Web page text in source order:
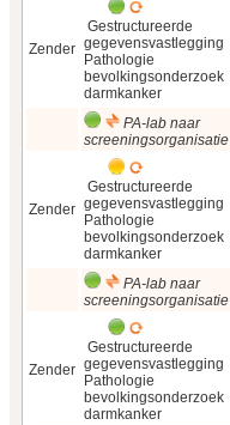
Zender
Gestructureerde
gegevensvastlegging
Pathologie
bevolkingsonderzoek
darmkanker
PA-lab naar
screeningsorganisatie
Zender
Gestructureerde
gegevensvastlegging
Pathologie
bevolkingsonderzoek
darmkanker
PA-lab naar
screeningsorganisatie
Zender
Gestructureerde
gegevensvastlegging
Pathologie
bevolkingsonderzoek
darmkanker